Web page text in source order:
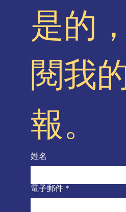
是的
閱我
報。
姓名
電子郵件 *